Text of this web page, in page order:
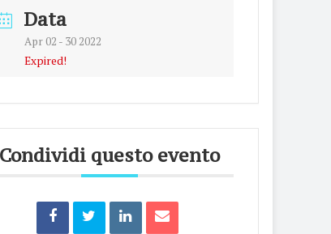
Data
Apr 02 - 30 2022
Expired!
Condividi questo evento